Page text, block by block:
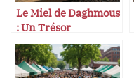
Le Miel de Daghmous
: Un Trésor
Thérapeutique du
Maroc